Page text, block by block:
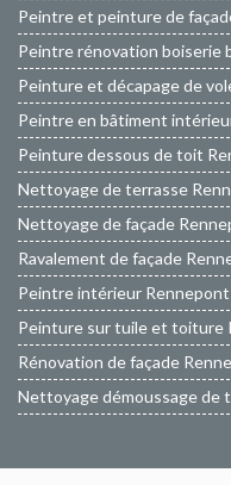
Peintre et peinture de
Peintre rénovation boiserie
Peinture et décapage de
Peintre en bâtiment
Peinture dessous de toit
Nettoyage de terrasse
Nettoyage de façade
Ravalement de façade
Peintre intérieur Rennepont
Peinture sur tuile et toiture
Rénovation de façade
Nettoyage démoussage de